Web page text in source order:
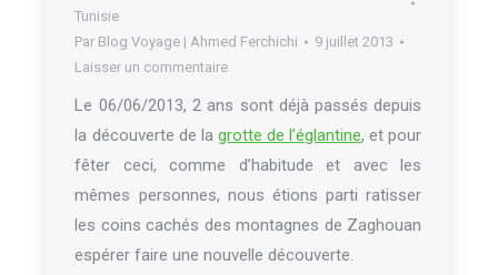
Tunisie
Par Blog Voyage | Ahmed Ferchichi
9 juillet 2013
Laisser un commentaire
Le 06/06/2013, 2 ans sont déjà passés depuis
la découverte de la grotte de l’églantine, et pour
fêter ceci, comme d’habitude et avec les
mêmes personnes, nous étions parti ratisser
les coins cachés des montagnes de Zaghouan
espérer faire une nouvelle découverte.